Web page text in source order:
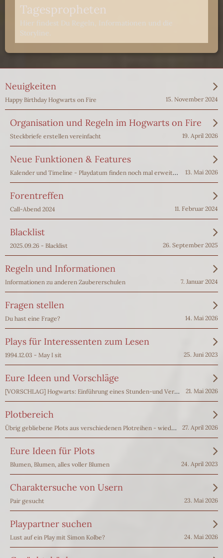
Tagespropheten
Hier findest Du Regeln, Informationen und die
Storyline.
Neuigkeiten
Happy Birthday Hogwarts on Fire 15. November 2024
Organisation und Regeln im Hogwarts on Fire
Steckbriefe erstellen vereinfacht 19. April 2026
Neue Funktionen & Features
Kalender und Timeline - Playdatum finden noch mal erweitert 13. Mai 2026
Forentreffen
Call-Abend 2024 11. Februar 2024
Blacklist
2025.09.26 - Blacklist 26. September 2025
Regeln und Informationen
Informationen zu anderen Zaubererschulen 7. Januar 2024
Fragen stellen
Du hast eine Frage? 14. Mai 2026
Plays für Interessenten zum Lesen
1994.12.03 - May I sit 25. Juni 2023
Eure Ideen und Vorschläge
[VORSCHLAG] Hogwarts: Einführung eines Stunden-und Vertretungsplanes 21. Mai 2026
Plotbereich
Übrig gebliebene Plots aus verschiedenen Plotreihen - wiederhergestellt 27. April 2026
Eure Ideen für Plots
Blumen, Blumen, alles voller Blumen 24. April 2023
Charaktersuche von Usern
Pair gesucht 23. Mai 2026
Playpartner suchen
Lust auf ein Play mit Simon Kolbe? 24. Mai 2026